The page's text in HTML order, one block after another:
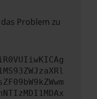
Problem zu